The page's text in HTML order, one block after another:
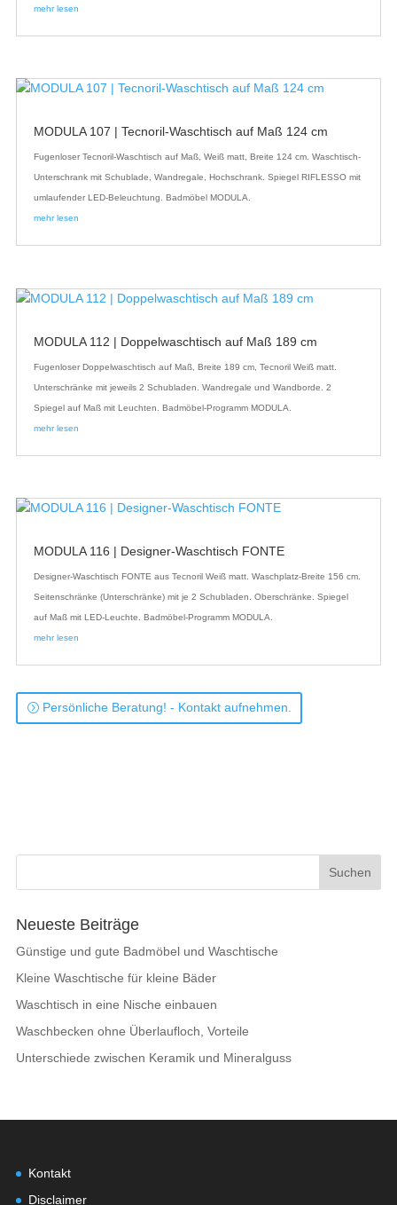
mehr lesen
MODULA 107 | Tecnoril-Waschtisch auf Maß 124 cm
Fugenloser Tecnoril-Waschtisch auf Maß, Weiß matt, Breite 124 cm. Waschtisch-
Unterschrank mit Schublade, Wandregale, Hochschrank. Spiegel RIFLESSO mit
umlaufender LED-Beleuchtung. Badmöbel MODULA.
mehr lesen
MODULA 112 | Doppelwaschtisch auf Maß 189 cm
Fugenloser Doppelwaschtisch auf Maß, Breite 189 cm, Tecnoril Weiß matt.
Unterschränke mit jeweils 2 Schubladen. Wandregale und Wandborde. 2
Spiegel auf Maß mit Leuchten. Badmöbel-Programm MODULA.
mehr lesen
MODULA 116 | Designer-Waschtisch FONTE
Designer-Waschtisch FONTE aus Tecnoril Weiß matt. Waschplatz-Breite 156 cm.
Seitenschränke (Unterschränke) mit je 2 Schubladen. Oberschränke. Spiegel
auf Maß mit LED-Leuchte. Badmöbel-Programm MODULA.
mehr lesen
Persönliche Beratung! - Kontakt aufnehmen.
Neueste Beiträge
Günstige und gute Badmöbel und Waschtische
Kleine Waschtische für kleine Bäder
Waschtisch in eine Nische einbauen
Waschbecken ohne Überlaufloch, Vorteile
Unterschiede zwischen Keramik und Mineralguss
Kontakt
Disclaimer